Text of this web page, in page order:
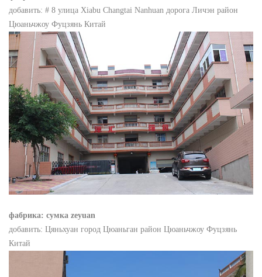
добавить: # 8 улица Xiabu Changtai Nanhuan дорога Личэн район
Цюаньчжоу Фуцзянь Китай
фабрика: сумка zeyuan
добавить: Цяньхуан город Цюаньган район Цюаньчжоу Фуцзянь
Китай